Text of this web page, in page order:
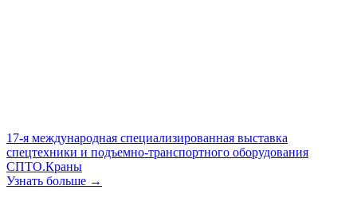
17-я международная специализированная выставка
спецтехники и подъемно-транспортного оборудования
СПТО.Краны
Узнать больше →